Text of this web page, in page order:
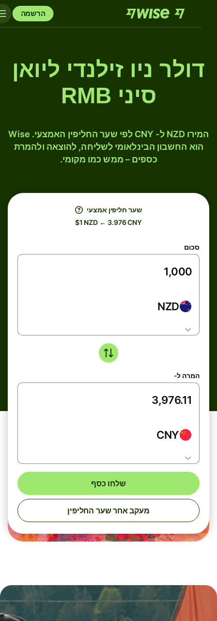
הרשמה
דולר ניו זילנדי ליואן
סיני RMB
המירו NZD ל- CNY לפי שער החליפין האמצעי. Wise
הוא החשבון הבינלאומי לשליחה, להוצאה ולהמרת
כספים – ממש כמו מקומי.
שער חליפין אמצעי
$1 NZD ← 3.976 CNY
סכום
NZD
המרה ל-
CNY
שלחו כסף
מעקב אחר שער החליפין